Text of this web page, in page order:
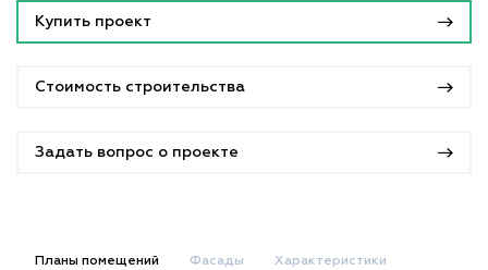
Купить проект
Стоимость строительства
Задать вопрос о проекте
Планы помещений Фасады Характеристики